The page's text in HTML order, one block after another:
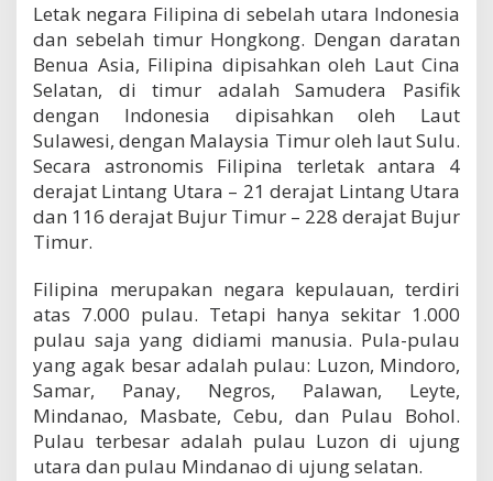
Letak negara Filipina di sebelah utara Indonesia
dan sebelah timur Hongkong. Dengan daratan
Benua Asia, Filipina dipisahkan oleh Laut Cina
Selatan, di timur adalah Samudera Pasifik
dengan Indonesia dipisahkan oleh Laut
Sulawesi, dengan Malaysia Timur oleh laut Sulu.
Secara astronomis Filipina terletak antara 4
derajat Lintang Utara – 21 derajat Lintang Utara
dan 116 derajat Bujur Timur – 228 derajat Bujur
Timur.
Filipina merupakan negara kepulauan, terdiri
atas 7.000 pulau. Tetapi hanya sekitar 1.000
pulau saja yang didiami manusia. Pula-pulau
yang agak besar adalah pulau: Luzon, Mindoro,
Samar, Panay, Negros, Palawan, Leyte,
Mindanao, Masbate, Cebu, dan Pulau Bohol.
Pulau terbesar adalah pulau Luzon di ujung
utara dan pulau Mindanao di ujung selatan.